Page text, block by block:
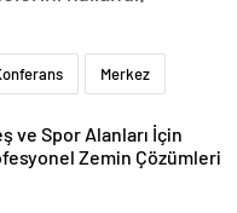
Merkez
ve Spor Alanları İçin
Zemin Çözümleri